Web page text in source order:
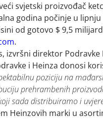
svjetski proizvođač
godina počinje u
od gotovo $ 9,5
.
izvršni direktor
i Heinza donosi
poziciju na
prehrambenih
sada distribuiramo i
Heinzovih marki u